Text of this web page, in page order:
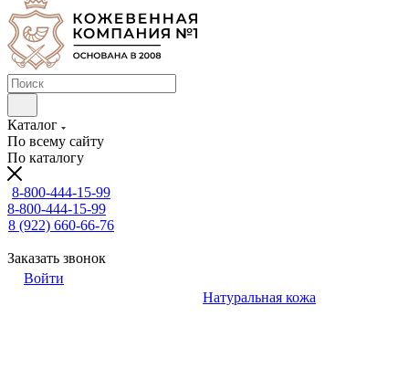
Каталог
По всему сайту
По каталогу
8-800-444-15-99
8-800-444-15-99
8 (922) 660-66-76
Заказать звонок
Войти
Натуральная кожа